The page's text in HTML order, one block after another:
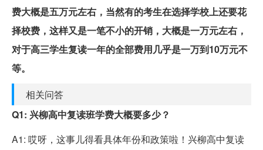
费大概是五万元左右，当然有的考生在选择学校上还要花
择校费，这样又是一笔不小的开销，大概是一万元左右，
对于高三学生复读一年的全部费用几乎是一万到10万元不
等。
相关问答
Q1: 兴柳高中复读班学费大概要多少？
A1: 哎呀，这事儿得看具体年份和政策啦！兴柳高中复读